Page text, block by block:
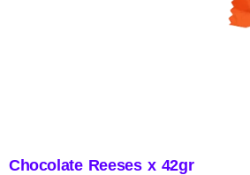
Chocolate Reeses x 42gr